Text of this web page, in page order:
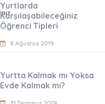
Yurtlarda
Karşılaşabileceğiniz
Öğrenci Tipleri
8 Ağustos 2019
Yurtta Kalmak mı Yoksa
Evde Kalmak mı?